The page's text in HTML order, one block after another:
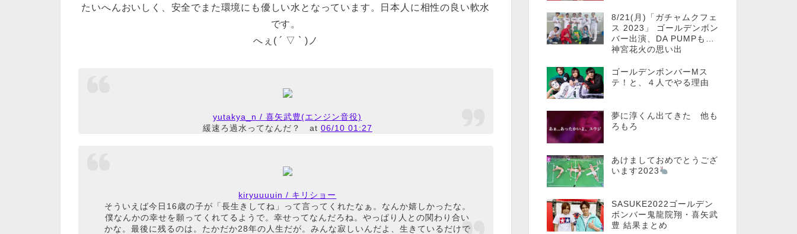
たいへんおいしく、安全でまた環境にも優しい水となっています。日本人に相性の良い軟水
です。
へぇ( ´ ▽ ` )ノ
yutakya_n / 喜矢武豊(エンジン音役)
緩速ろ過水ってなんだ？
at 06/10 01:27
kiryuuuuin / キリショー
そういえば今日16歳の子が「長生きしてね」って言ってくれたなぁ。なんか嬉しかったな。
僕なんかの幸せを願ってくれてるようで。幸せってなんだろね。やっぱり人との関わり合い
かな。最後に残るのは。たかだか28年の人生だが。みんな寂しいんだよ、生きているだけで
8/21(月)「ガチャムクフェ
ス 2023」 ゴールデンボン
バー出演、DA PUMPも…
神宮花火の思い出
ゴールデンボンバーMス
テ！と、４人でやる理由
夢に淳くん出てきた 他も
ろもろ
あけましておめでとうござ
います2023
SASUKE2022ゴールデン
ボンバー鬼龍院翔・喜矢武
豊 結果まとめ